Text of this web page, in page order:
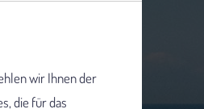
wir Ihnen der
die für das